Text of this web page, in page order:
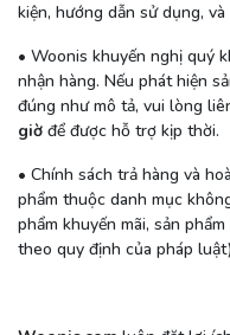
kiện, hướng dẫn sử dụng, và
• Woonis khuyến nghị quý
nhận hàng. Nếu phát hiện
đúng như mô tả, vui lòng
giờ để được hỗ trợ kịp thời.
• Chính sách trả hàng và
phẩm thuộc danh mục
phẩm khuyến mãi, sản
theo quy định của pháp